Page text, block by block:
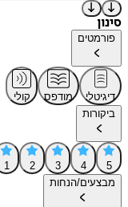
סינון
פורמטים
דיגיטלי מודפס
קולי
ביקורות
5
4
3
2
1
מבצעים/הנחות